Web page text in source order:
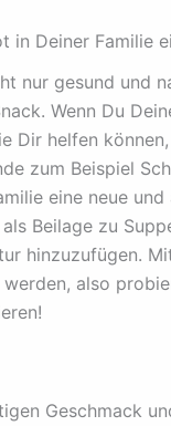
in Deiner Familie
nur gesund und
Wenn Du
Dir helfen
zum Beispiel
eine neue
Beilage zu
hinzuzufügen.
also
Geschmack